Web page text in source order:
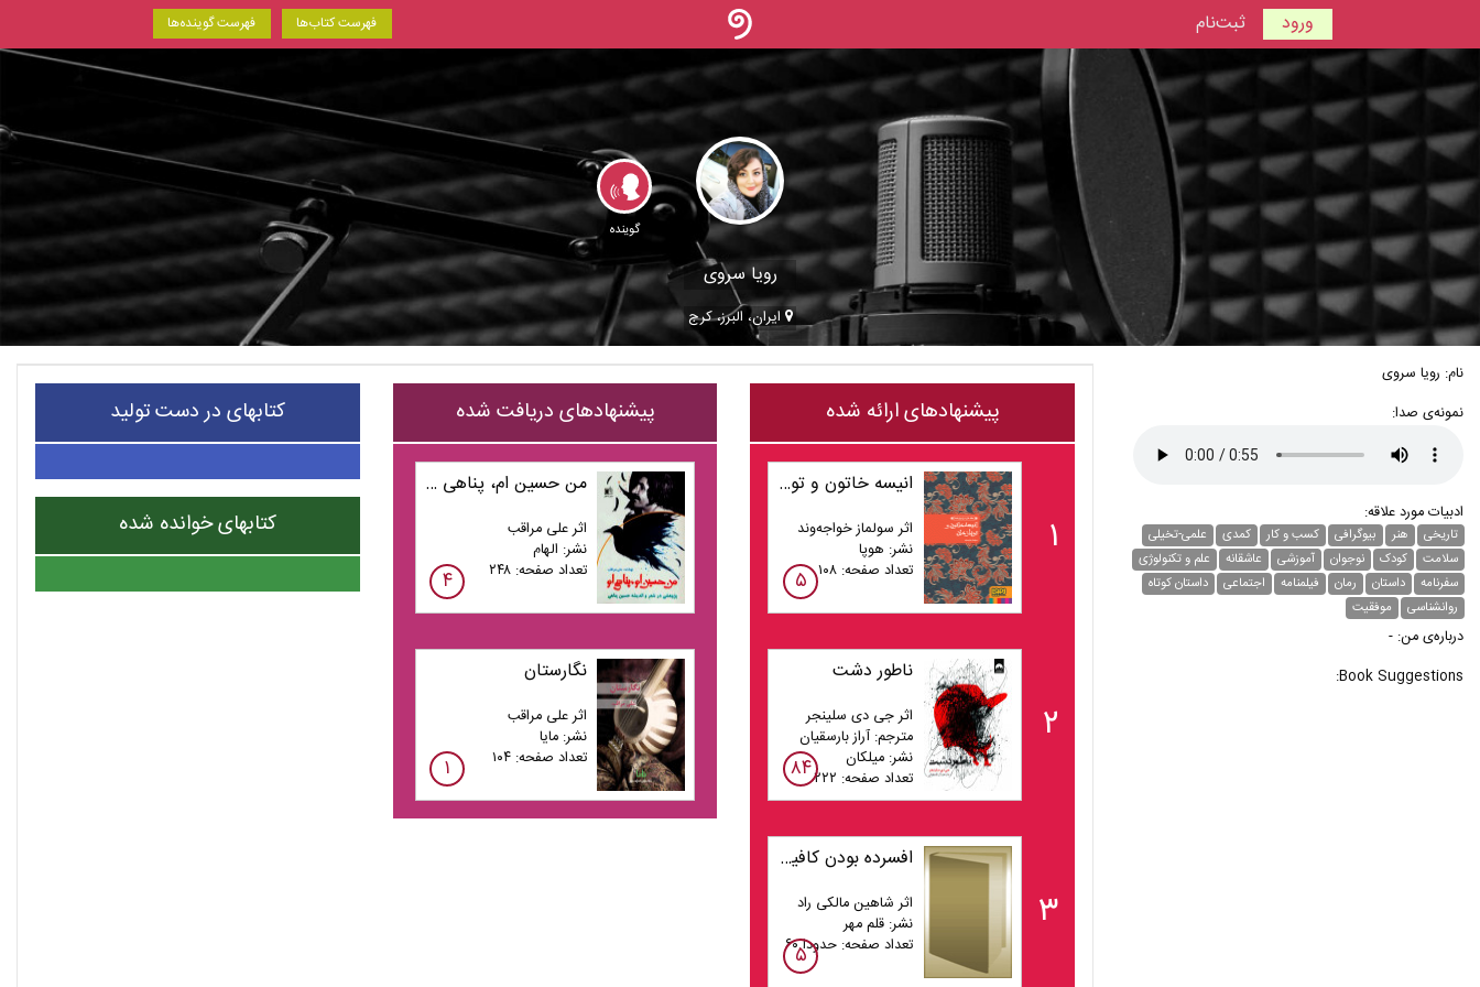
ورود ثبت‌نام فهرست گوینده‌ها فهرست کتاب‌ها
گوینده
رویا سروی
ایران، البرز، کرج
نام: رویا سروی
نمونه‌ی صدا:
ادبیات مورد علاقه:
تاریخی هنر بیوگرافی کسب و کار کمدی
علمی-تخیلی
سلامت
کودک نوجوان آموزشی عاشقانه
علم و تکنولوژی
سفرنامه
داستان رمان فیلمنامه اجتماعی
داستان کوتاه
روانشناسی
موفقیت
درباره‌ی من: -
Book Suggestions:
پیشنهادهای ارائه شده
۱
انیسه خاتون و توپاز خان
اثر سولماز خواجه‌وند
نشر: هوپا
تعداد صفحه: ۱۰۸
۵
۲
ناطور دشت
اثر جی دی سلینجر
مترجم: آراز بارسقیان
نشر: میلکان
تعداد صفحه: ۲۲۲
۸۴
۳
افسرده بودن کافیست ،الماس درونت را پیدا کن
اثر شاهین مالکی راد
نشر: قلم مهر
تعداد صفحه: حدودا ۶۰۵
پیشنهادهای دریافت شده
من حسین ام، پناهی ام؛ پژوهشی در شعر و اندیشه ئ حسین پناهی
اثر علی مراقب
نشر: الهام
تعداد صفحه: ۲۴۸
۴
نگارستان
اثر علی مراقب
نشر: مایا
تعداد صفحه: ۱۰۴
۱
کتابهای در دست تولید
کتابهای خوانده شده